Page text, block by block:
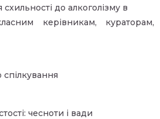
до алкоголізму в
керівникам, кураторам,
чесноти і вади